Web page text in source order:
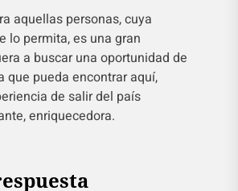
aquellas personas, cuya
lo permita, es una gran
a buscar una oportunidad de
que pueda encontrar aquí,
de salir del país
enriquecedora.